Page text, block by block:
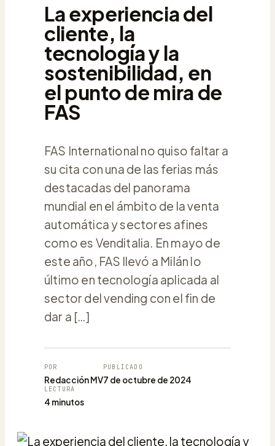
La experiencia del
cliente, la
tecnología y la
sostenibilidad, en
el punto de mira de
FAS
FAS International no quiso faltar a
su cita con una de las ferias más
destacadas del panorama
mundial en el ámbito de la venta
automática y sectores afines
como es Venditalia. En mayo de
este año, FAS llevó a Milán lo
último en tecnología aplicada al
sector del vending con el fin de
dar a […]
POR
Redacción MV
PUBLICADO
7 de octubre de 2024
LECTURA
4 minutos